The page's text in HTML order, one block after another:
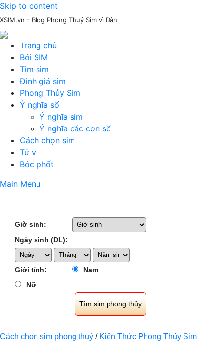
Skip to content
XSIM.vn - Blog Phong Thuỷ Sim vì Dân
Trang chủ
Bói SIM
Tìm sim
Định giá sim
Phong Thủy Sim
Ý nghĩa số
Ý nghĩa sim
Ý nghĩa các con số
Cách chọn sim
Tử vi
Bóc phốt
Main Menu
Giờ sinh:
Ngày sinh (DL):
Giới tính:
Nam
Nữ
Cách chọn sim phong thuỷ / Kiến Thức Phong Thủy Sim